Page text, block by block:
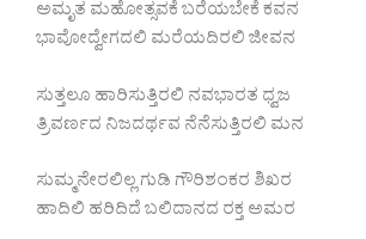
ಅಮೃತ ಮಹೋತ್ಸವಕೆ ಬರೆಯಬೇಕೆ ಕವನ
ಭಾವೋದ್ವೇಗದಲಿ ಮರೆಯದಿರಲಿ ಜೀವನ
ಸುತ್ತಲೂ ಹಾರಿಸುತ್ತಿರಲಿ ನವಭಾರತ ಧ್ವಜ
ತ್ರಿವರ್ಣದ ನಿಜದರ್ಥವ ನೆನೆಸುತ್ತಿರಲಿ ಮನ
ಸುಮ್ಮನೇರಲಿಲ್ಲ ಗುಡಿ ಗೌರಿಶಂಕರ ಶಿಖರ
ಹಾದಿಲಿ ಹರಿದಿದೆ ಬಲಿದಾನದ ರಕ್ತ ಅಮರ